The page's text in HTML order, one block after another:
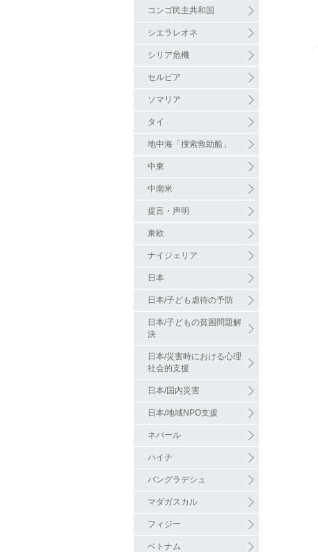
コンゴ民主共和国
シエラレオネ
シリア危機
セルビア
ソマリア
タイ
地中海「捜索救助船」
中東
中南米
提言・声明
東欧
ナイジェリア
日本
日本/子ども虐待の予防
日本/子どもの貧困問題解
決
日本/災害時における心理
社会的支援
日本/国内災害
日本/地域NPO支援
ネパール
ハイチ
バングラデシュ
マダガスカル
フィジー
ベトナム